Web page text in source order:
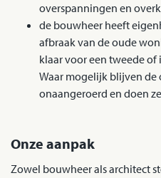
overspanningen en
de bouwheer heeft
afbraak van de oude
klaar voor een tweede of
Waar mogelijk blijven
onaangeroerd en doen
Onze aanpak
Zowel bouwheer als architect